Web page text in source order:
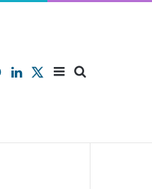
Sidebar
X
Linkedin
Facebook